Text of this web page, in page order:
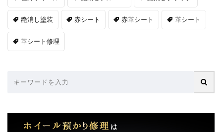
艶消し塗装 赤シート 赤革シート 革シート
革シート修理